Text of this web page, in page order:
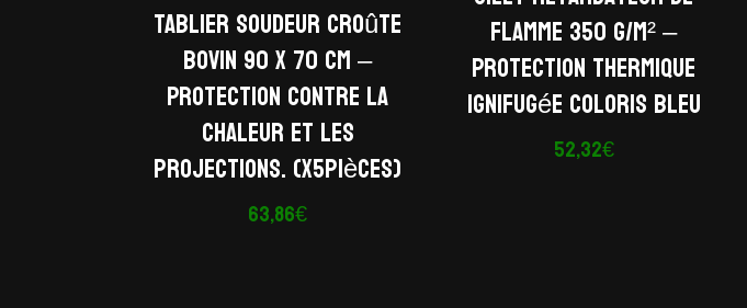
Tablier soudeur croûte
bovin 90 x 70 cm –
Protection contre la
chaleur et les
projections. (x5pièces)
63,86€
flamme 350 g/m² –
Protection thermique
ignifugée coloris bleu
52,32€